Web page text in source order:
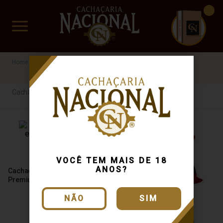
VOCÊ TEM MAIS DE 18
ANOS?
NÃO SIM
www.cachacarianacional.com.br
CUIDADO FRÁGIL
Cachaça
Cachaça do Chefe Extra
Premium 12 Anos 750ml
Cachaça Cabaré Extra